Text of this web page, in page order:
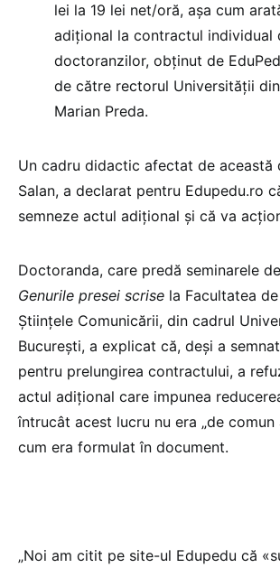
lei la 19 lei net/oră, așa cum
adițional la contractul individual
doctoranzilor, obținut de
de către rectorul Universității
Marian Preda.
Un cadru didactic afectat de această
Salan, a declarat pentru Edupedu.ro
semneze actul adițional și că va
Doctoranda, care predă seminarele de
Genurile presei scrise la Facultatea
Științele Comunicării, din cadrul
București, a explicat că, deși a
pentru prelungirea contractului, a
actul adițional care impunea
întrucât acest lucru nu era „de comun
cum era formulat în document.
„Noi am citit pe site-ul Edupedu că